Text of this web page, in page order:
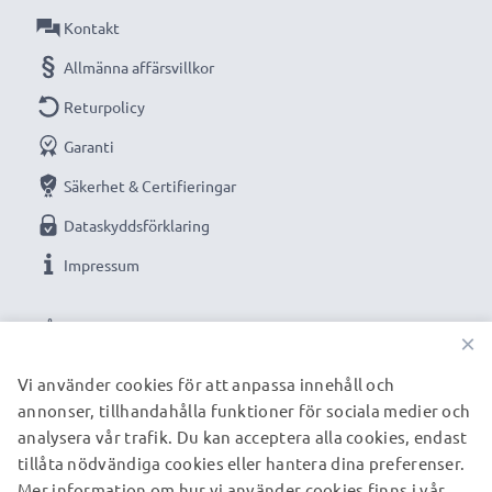
Ersättningsbatteri från CELLONIC är en prisvärd och
trygg strömkälla.
★3 års garanti
Vi grundades år 2004 och är en internationell
specialist som endast erbjuder kvalitetsprodukter.
VÅRA BETALNINGSALTERNATIV
Kontakt
Allmänna affärsvillkor
Returpolicy
Garanti
Säkerhet & Certifieringar
Dataskyddsförklaring
Impressum
VÅRA FRAKTPARTNERS
×
Vi använder cookies för att anpassa innehåll och
annonser, tillhandahålla funktioner för sociala medier och
analysera vår trafik. Du kan acceptera alla cookies, endast
tillåta nödvändiga cookies eller hantera dina preferenser.